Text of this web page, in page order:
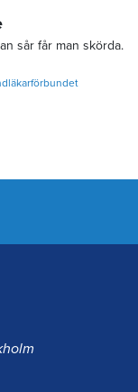
sår får man skörda.